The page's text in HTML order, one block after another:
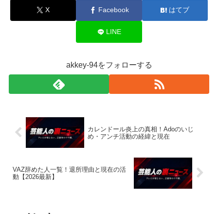
X Facebook はてブ
LINE
akkey-94をフォローする
カレンドール炎上の真相！Adoのいじ
め・アンチ活動の経緯と現在
VAZ辞めた人一覧！退所理由と現在の活
動【2026最新】